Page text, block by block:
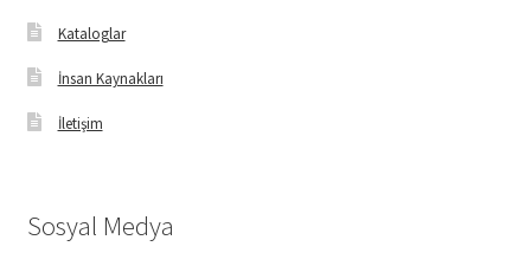
Kataloglar
İnsan Kaynakları
İletişim
Sosyal Medya